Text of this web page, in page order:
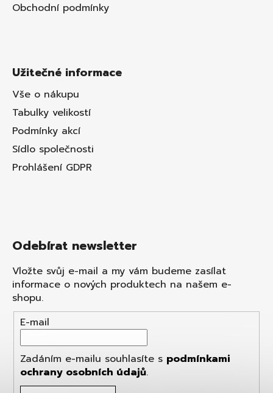
Obchodní podmínky
Užitečné informace
Vše o nákupu
Tabulky velikostí
Podmínky akcí
Sídlo společnosti
Prohlášení GDPR
Odebírat newsletter
Vložte svůj e-mail a my vám budeme zasílat
informace o nových produktech na našem e-
shopu.
E-mail
Zadáním e-mailu souhlasíte s podmínkami
ochrany osobních údajů.